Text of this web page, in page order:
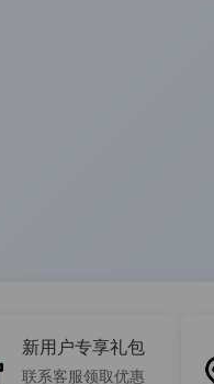
新用户专享礼包
联系客服领取优惠